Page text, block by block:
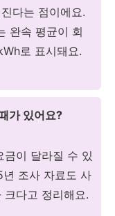
다는 점이에요.
완속 평균이 회
로 표시돼요.
가 있어요?
이 달라질 수 있
조사 자료도 사
크다고 정리해요.